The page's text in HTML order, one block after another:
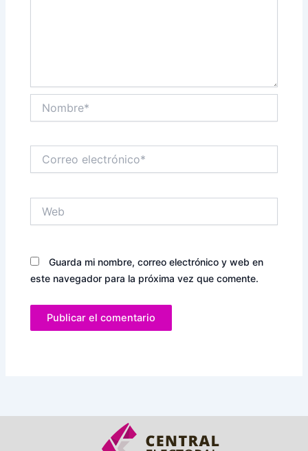
electrónico*
Guarda mi nombre, correo electrónico y web en
este navegador para la próxima vez que comente.